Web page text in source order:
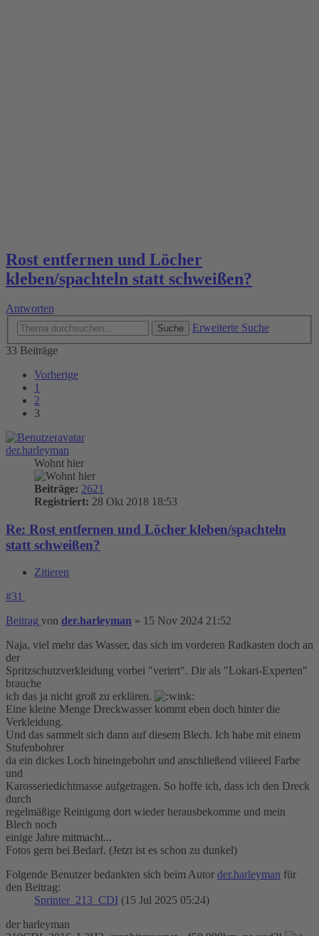
Rost entfernen und Löcher
kleben/spachteln statt schweißen?
Antworten
Suche
Erweiterte Suche
33 Beiträge
Vorherige
1
2
3
der.harleyman
Wohnt hier
Beiträge: 2621
Registriert: 28 Okt 2018 18:53
Re: Rost entfernen und Löcher kleben/spachteln
statt schweißen?
Zitieren
#31
Beitrag von der.harleyman » 15 Nov 2024 21:52
Naja, viel mehr das Wasser, das sich im vorderen Radkasten doch an
der
Spritzschutzverkleidung vorbei "verirrt". Dir als "Lokari-Experten"
brauche
ich das ja nicht groß zu erklären.
Eine kleine Menge Dreckwasser kommt eben doch hinter die
Verkleidung.
Und das sammelt sich dann auf diesem Blech. Ich habe mit einem
Stufenbohrer
da ein dickes Loch hineingebohrt und anschließend viiieeel Farbe
und
Karosseriedichtmasse aufgetragen. So hoffe ich, dass ich den Dreck
durch
regelmäßige Reinigung dort wieder herausbekomme und mein
Blech noch
einige Jahre mitmacht...
Fotos gern bei Bedarf. (Jetzt ist es schon zu dunkel)
Folgende Benutzer bedankten sich beim Autor der.harleyman für
den Beitrag:
Sprinter_213_CDI (15 Jul 2025 05:24)
der harleyman